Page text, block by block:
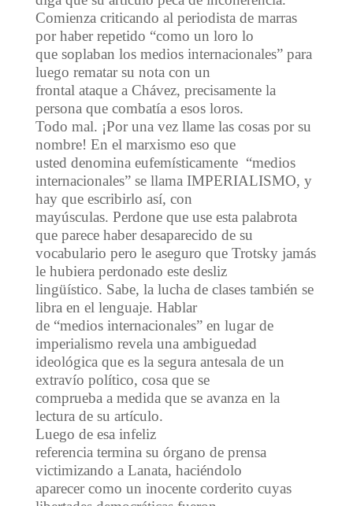
Comienza criticando al periodista de marras
por haber repetido “como un loro lo
que soplaban los medios internacionales” para
luego rematar su nota con un
frontal ataque a Chávez, precisamente la
persona que combatía a esos loros.
Todo mal. ¡Por una vez llame las cosas por su
nombre! En el marxismo eso que
usted denomina eufemísticamente “medios
internacionales” se llama IMPERIALISMO, y
hay que escribirlo así, con
mayúsculas. Perdone que use esta palabrota
que parece haber desaparecido de su
vocabulario pero le aseguro que Trotsky jamás
le hubiera perdonado este desliz
lingüístico. Sabe, la lucha de clases también se
libra en el lenguaje. Hablar
de “medios internacionales” en lugar de
imperialismo revela una ambiguedad
ideológica que es la segura antesala de un
extravío político, cosa que se
comprueba a medida que se avanza en la
lectura de su artículo.
Luego de esa infeliz
referencia termina su órgano de prensa
victimizando a Lanata, haciéndolo
aparecer como un inocente corderito cuyas